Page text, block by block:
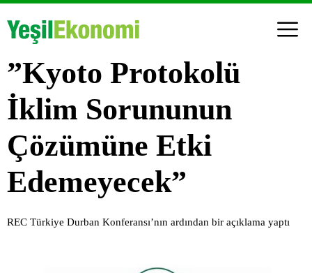
”Kyoto Protokolü
İklim Sorununun
Çözümüne Etki
Edemeyecek”
REC Türkiye Durban Konferansı’nın ardından bir açıklama yaptı